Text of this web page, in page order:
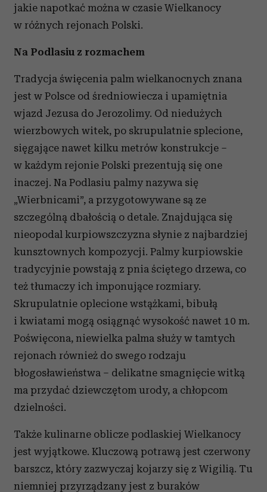
jakie napotkać można w czasie Wielkanocy
w różnych rejonach Polski.
Na Podlasiu z rozmachem
Tradycja święcenia palm wielkanocnych znana
jest w Polsce od średniowiecza i upamiętnia
wjazd Jezusa do Jerozolimy. Od niedużych
wierzbowych witek, po skrupulatnie splecione,
sięgające nawet kilku metrów konstrukcje –
w każdym rejonie Polski prezentują się one
inaczej. Na Podlasiu palmy nazywa się
„Wierbnicami”, a przygotowywane są ze
szczególną dbałością o detale. Znajdująca się
nieopodal kurpiowszczyzna słynie z najbardziej
kunsztownych kompozycji. Palmy kurpiowskie
tradycyjnie powstają z pnia ściętego drzewa, co
też tłumaczy ich imponujące rozmiary.
Skrupulatnie oplecione wstążkami, bibułą
i kwiatami mogą osiągnąć wysokość nawet 10 m.
Poświęcona, niewielka palma służy w tamtych
rejonach również do swego rodzaju
błogosławieństwa – delikatne smagnięcie witką
ma przydać dziewczętom urody, a chłopcom
dzielności.
Także kulinarne oblicze podlaskiej Wielkanocy
jest wyjątkowe. Kluczową potrawą jest czerwony
barszcz, który zazwyczaj kojarzy się z Wigilią. Tu
niemniej przyrządzany jest z buraków